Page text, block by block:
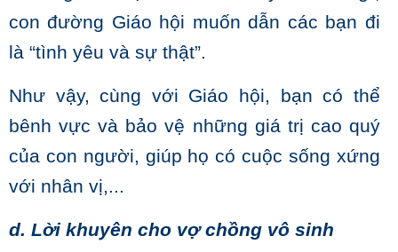
con đường Giáo hội muốn dẫn các bạn đi
là “tình yêu và sự thật”.
Như vậy, cùng với Giáo hội, bạn có thể
bênh vực và bảo vệ những giá trị cao quý
của con người, giúp họ có cuộc sống xứng
với nhân vị,...
d. Lời khuyên cho vợ chồng vô sinh